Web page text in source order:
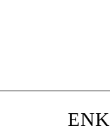
ENKLE